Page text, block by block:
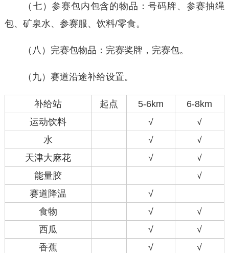
（七）参赛包内包含的物品：号码牌、参赛抽绳
包、矿泉水、参赛服、饮料/零食。
（八）完赛包物品：完赛奖牌，完赛包。
（九）赛道沿途补给设置。
补给站 起点 5-6km
6-8km
运动饮料
√
√
水
√
√
天津大麻花
√
√
能量胶
√
赛道降温
√
食物
√
√
西瓜
√
√
香蕉
√
√